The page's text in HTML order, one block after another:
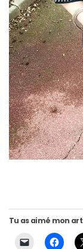
Tu as aimé mon